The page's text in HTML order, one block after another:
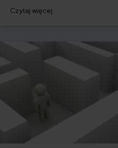
500 zł, inni – powyżej 1500 zł.
Czytaj więcej